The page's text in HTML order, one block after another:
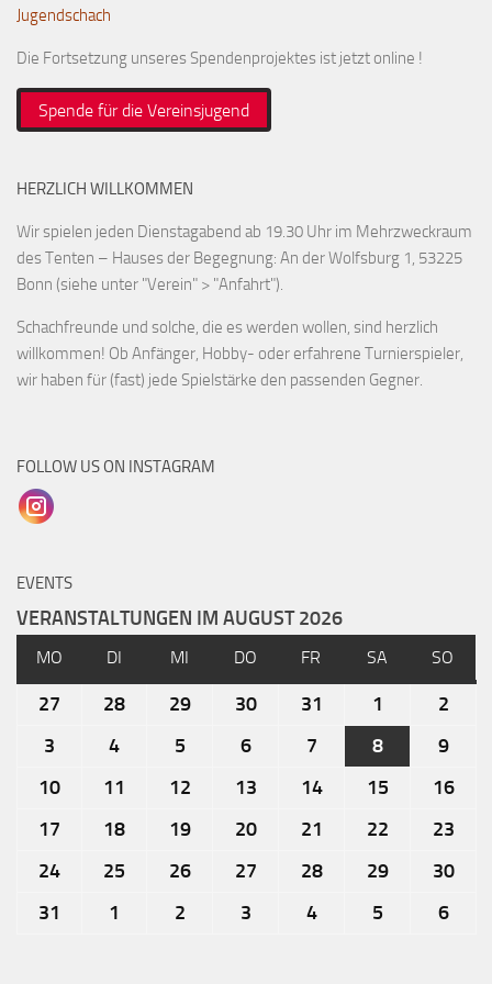
Bayernpokal
Sommerturnier
Bonner Schnellschachturniere
Mannschaften
3. Mannschaft
4. Mannschaft
Jugendschach
Schach online
Verein
Mitglieder
Mitglied werden
Satzung
Datenschutzordnung
Jugendschach
Die Fortsetzung unseres Spendenprojektes ist jetzt online !
Spende für die Vereinsjugend
HERZLICH WILLKOMMEN
Wir spielen jeden Dienstagabend ab 19.30 Uhr im Mehrzweckraum
des Tenten – Hauses der Begegnung: An der Wolfsburg 1, 53225
Bonn (siehe unter "Verein" > "Anfahrt").
Schachfreunde und solche, die es werden wollen, sind herzlich
willkommen! Ob Anfänger, Hobby- oder erfahrene Turnierspieler,
wir haben für (fast) jede Spielstärke den passenden Gegner.
FOLLOW US ON INSTAGRAM
EVENTS
VERANSTALTUNGEN IM AUGUST 2026
MO DI MI DO FR SA SO
27 28 29 30 31 1
2
3
4 5 6 7 8
9
10
11 12 13 14 15
16
17
18 19 20 21 22
23
24
25 26 27 28 29
30
31
1 2 3 4 5 6